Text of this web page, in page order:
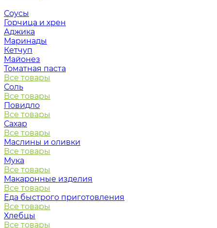
Соусы
Горчица и хрен
Аджика
Маринады
Кетчуп
Майонез
Томатная паста
Все товары
Соль
Все товары
Повидло
Все товары
Сахар
Все товары
Маслины и оливки
Все товары
Мука
Все товары
Макаронные изделия
Все товары
Еда быстрого приготовления
Все товары
Хлебцы
Все товары